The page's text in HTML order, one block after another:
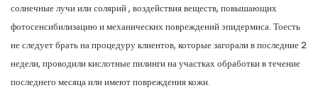
солнечные лучи или солярий , воздействия веществ, повышающих
фотосенсибилизацию и механических повреждений эпидермиса. Тоесть
не следует брать на процедуру клиентов, которые загорали в последние 2
недели, проводили кислотные пилинги на участках обработки в течение
последнего месяца или имеют повреждения кожи.